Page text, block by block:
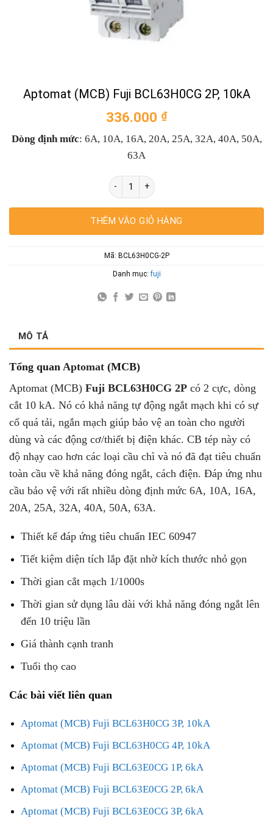
Aptomat (MCB) Fuji BCL63H0CG 2P, 10kA
336.000 ₫
Dòng định mức: 6A, 10A, 16A, 20A, 25A, 32A, 40A, 50A,
63A
Aptomat (MCB) Fuji BCL63H0CG 2P,
THÊM VÀO GIỎ HÀNG
Mã: BCL63H0CG-2P
Danh mục:fuji
MÔ TẢ
Tổng quan Aptomat (MCB)
Aptomat (MCB) Fuji BCL63H0CG 2P có 2 cực, dòng
cắt 10 kA. Nó có khả năng tự động ngắt mạch khi có sự
cố quá tải, ngắn mạch giúp bảo vệ an toàn cho người
dùng và các động cơ/thiết bị điện khác. CB tép này có
độ nhạy cao hơn các loại cầu chì và nó đã đạt tiêu chuẩn
toàn cầu về khả năng đóng ngắt, cách điện. Đáp ứng nhu
cầu bảo vệ với rất nhiều dòng định mức 6A, 10A, 16A,
20A, 25A, 32A, 40A, 50A, 63A.
Thiết kế đáp ứng tiêu chuẩn IEC 60947
Tiết kiệm diện tích lắp đặt nhờ kích thước nhỏ gọn
Thời gian cắt mạch 1/1000s
Thời gian sử dụng lâu dài với khả năng đóng ngắt lên
đến 10 triệu lần
Giá thành cạnh tranh
Tuổi thọ cao
Các bài viết liên quan
Aptomat (MCB) Fuji BCL63H0CG 3P, 10kA
Aptomat (MCB) Fuji BCL63H0CG 4P, 10kA
Aptomat (MCB) Fuji BCL63E0CG 1P, 6kA
Aptomat (MCB) Fuji BCL63E0CG 2P, 6kA
Aptomat (MCB) Fuji BCL63E0CG 3P, 6kA